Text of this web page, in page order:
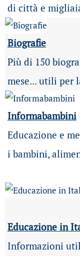
di città e
Biografie
Più di 150
mese... utili per
Informabambini
Educazione e
i bambini,
Educazione in
Informazioni